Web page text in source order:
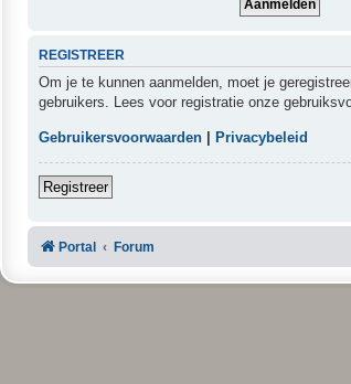
REGISTREER
Om je te kunnen aanmelden, moet je
gebruikers. Lees voor registratie onze
Gebruikersvoorwaarden | Privacybeleid
Registreer
Portal Forum